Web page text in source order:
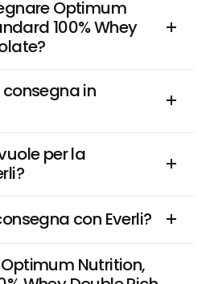
Optimum
100% Whey
in
per la
con Everli?
Nutrition,